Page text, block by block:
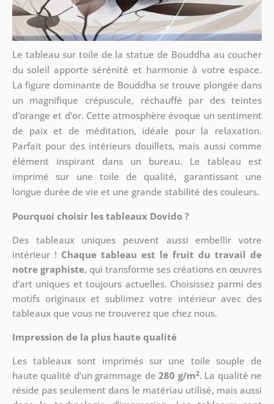
Le tableau sur toile de la statue de Bouddha au coucher
du soleil apporte sérénité et harmonie à votre espace.
La figure dominante de Bouddha se trouve plongée dans
un magnifique crépuscule, réchauffé par des teintes
d'orange et d'or. Cette atmosphère évoque un sentiment
de paix et de méditation, idéale pour la relaxation.
Parfait pour des intérieurs douillets, mais aussi comme
élément inspirant dans un bureau. Le tableau est
imprimé sur une toile de qualité, garantissant une
longue durée de vie et une grande stabilité des couleurs.
Pourquoi choisir les tableaux Dovido ?
Des tableaux uniques peuvent aussi embellir votre
intérieur ! Chaque tableau est le fruit du travail de
notre graphiste, qui transforme ses créations en œuvres
d’art uniques et toujours actuelles. Choisissez parmi des
motifs originaux et sublimez votre intérieur avec des
tableaux que vous ne trouverez que chez nous.
Impression de la plus haute qualité
Les tableaux sont imprimés sur une toile souple de
haute qualité d’un grammage de280 g/m2. La qualité ne
réside pas seulement dans le matériau utilisé, mais aussi